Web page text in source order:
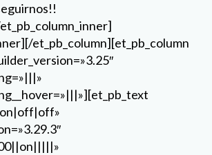
et_pb_column][et_pb_column